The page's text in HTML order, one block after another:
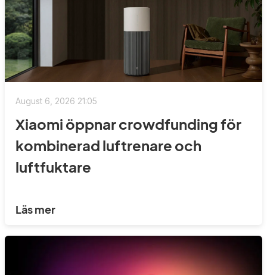
August 6, 2026 21:05
Xiaomi öppnar crowdfunding för
kombinerad luftrenare och
luftfuktare
Läs mer